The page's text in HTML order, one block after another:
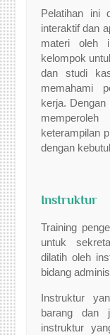
Pelatihan ini
interaktif dan
materi oleh
kelompok
dan studi
memahami
kerja.
keterampilan
dengan
Instruktur
Training
untuk
dilatih oleh
bidang
Instruktur
barang dan
instruktur